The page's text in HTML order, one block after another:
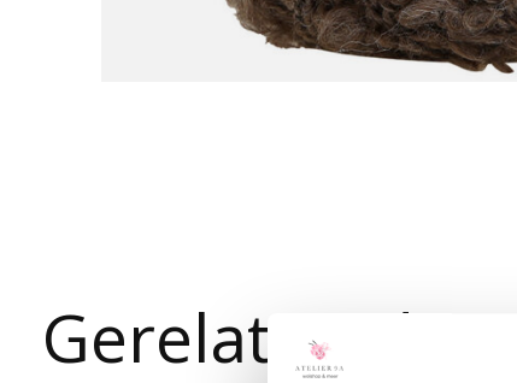
Gerelateerde